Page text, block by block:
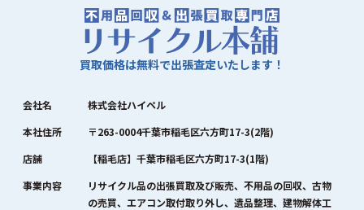
買取価格は無料で出張査定いたします！
会社名
株式会社ハイペル
本社住所
〒263-0004千葉市稲毛区六方町17-3(2階)
店舗
【稲毛店】千葉市稲毛区六方町17-3(1階)
事業内容
リサイクル品の出張買取及び販売、不用品の回収、古物
の売買、エアコン取付取り外し、遺品整理、建物解体工